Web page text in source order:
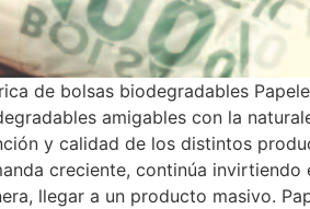
de bolsas biodegradables
amigables con la
y calidad de los distintos
creciente, continúa
llegar a un producto masivo.